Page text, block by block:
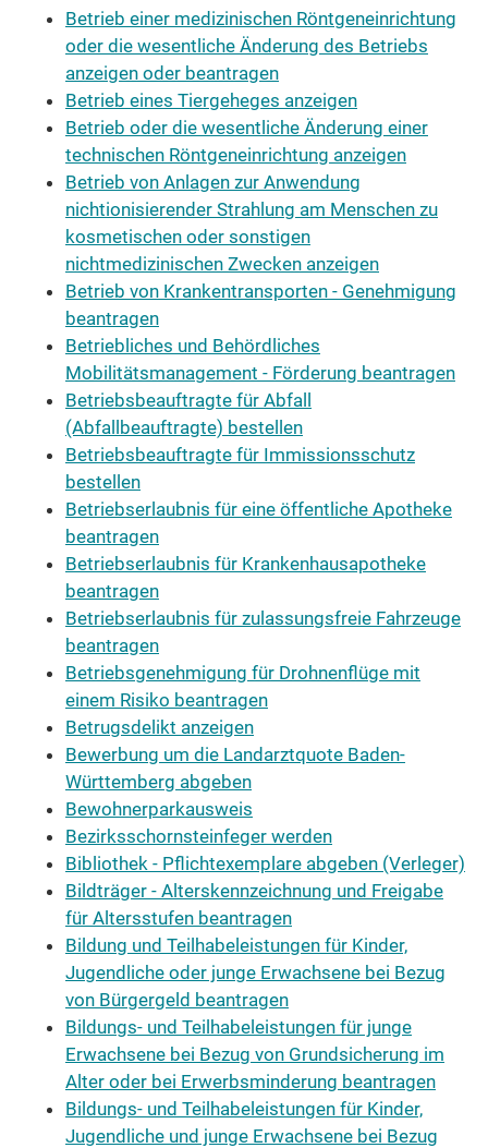
Betrieb einer medizinischen Röntgeneinrichtung
oder die wesentliche Änderung des Betriebs
anzeigen oder beantragen
Betrieb eines Tiergeheges anzeigen
Betrieb oder die wesentliche Änderung einer
technischen Röntgeneinrichtung anzeigen
Betrieb von Anlagen zur Anwendung
nichtionisierender Strahlung am Menschen zu
kosmetischen oder sonstigen
nichtmedizinischen Zwecken anzeigen
Betrieb von Krankentransporten - Genehmigung
beantragen
Betriebliches und Behördliches
Mobilitätsmanagement - Förderung beantragen
Betriebsbeauftragte für Abfall
(Abfallbeauftragte) bestellen
Betriebsbeauftragte für Immissionsschutz
bestellen
Betriebserlaubnis für eine öffentliche Apotheke
beantragen
Betriebserlaubnis für Krankenhausapotheke
beantragen
Betriebserlaubnis für zulassungsfreie Fahrzeuge
beantragen
Betriebsgenehmigung für Drohnenflüge mit
einem Risiko beantragen
Betrugsdelikt anzeigen
Bewerbung um die Landarztquote Baden-
Württemberg abgeben
Bewohnerparkausweis
Bezirksschornsteinfeger werden
Bibliothek - Pflichtexemplare abgeben (Verleger)
Bildträger - Alterskennzeichnung und Freigabe
für Altersstufen beantragen
Bildung und Teilhabeleistungen für Kinder,
Jugendliche oder junge Erwachsene bei Bezug
von Bürgergeld beantragen
Bildungs- und Teilhabeleistungen für junge
Erwachsene bei Bezug von Grundsicherung im
Alter oder bei Erwerbsminderung beantragen
Bildungs- und Teilhabeleistungen für Kinder,
Jugendliche und junge Erwachsene bei Bezug